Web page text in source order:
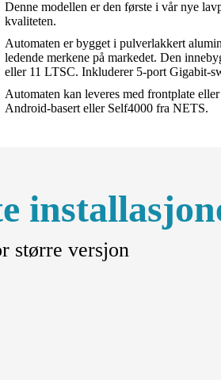
Denne modellen er den første i vår nye
kvaliteten.
Automaten er bygget i pulverlakkert
ledende merkene på markedet. Den
eller 11 LTSC. Inkluderer 5-port Gigabit-
Automaten kan leveres med frontplate
Android-basert eller Self4000 fra NETS.
større versjon